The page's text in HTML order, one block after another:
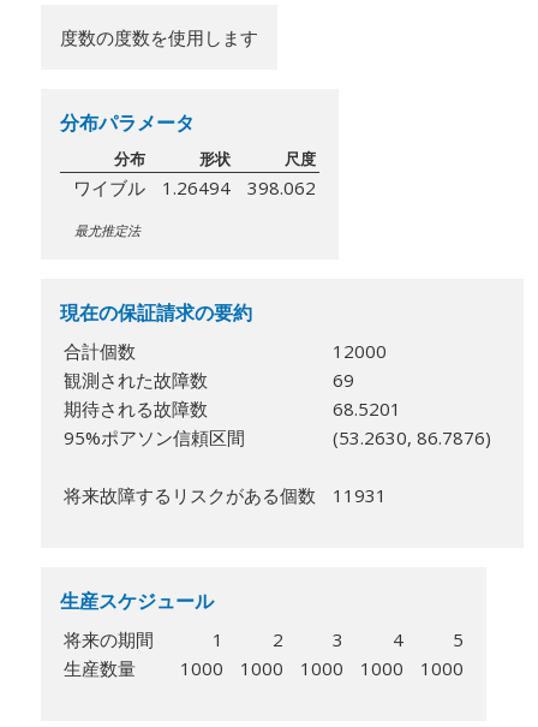
度数の度数を使用します
分布パラメータ
分布 形状 尺度
ワイブル 1.26494 398.062
最尤推定法
現在の保証請求の要約
合計個数
12000
観測された故障数
69
期待される故障数
68.5201
95%ポアソン信頼区間
(53.2630, 86.7876)
将来故障するリスクがある個数 11931
生産スケジュール
将来の期間 1 2 3 4
5
生産数量
1000 1000 1000 1000 1000